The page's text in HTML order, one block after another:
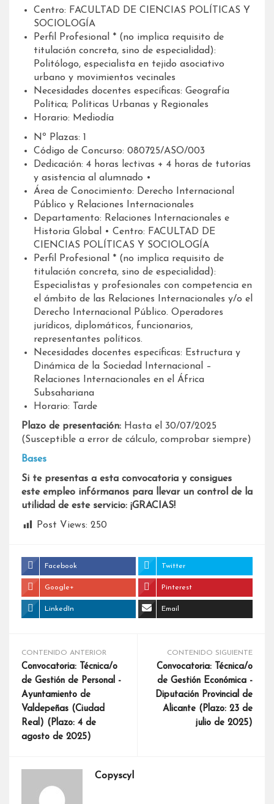
Centro: FACULTAD DE CIENCIAS POLÍTICAS Y
SOCIOLOGÍA
Perfil Profesional * (no implica requisito de
titulación concreta, sino de especialidad):
Politólogo, especialista en tejido asociativo
urbano y movimientos vecinales
Necesidades docentes específicas: Geografía
Política; Políticas Urbanas y Regionales
Horario: Mediodía
Nº Plazas: 1
Código de Concurso: 080725/ASO/003
Dedicación: 4 horas lectivas + 4 horas de tutorías
y asistencia al alumnado •
Área de Conocimiento: Derecho Internacional
Público y Relaciones Internacionales
Departamento: Relaciones Internacionales e
Historia Global • Centro: FACULTAD DE
CIENCIAS POLÍTICAS Y SOCIOLOGÍA
Perfil Profesional * (no implica requisito de
titulación concreta, sino de especialidad):
Especialistas y profesionales con competencia en
el ámbito de las Relaciones Internacionales y/o el
Derecho Internacional Público. Operadores
jurídicos, diplomáticos, funcionarios,
representantes políticos.
Necesidades docentes específicas: Estructura y
Dinámica de la Sociedad Internacional –
Relaciones Internacionales en el África
Subsahariana
Horario: Tarde
Plazo de presentación: Hasta el 30/07/2025
(Susceptible a error de cálculo, comprobar siempre)
Bases
Si te presentas a esta convocatoria y consigues
este empleo infórmanos para llevar un control de la
utilidad de este servicio: ¡GRACIAS!
Post Views: 250
Facebook Twitter
Google+ Pinterest
LinkedIn Email
CONTENIDO ANTERIOR
Convocatoria: Técnica/o
de Gestión de Personal -
Ayuntamiento de
Valdepeñas (Ciudad
Real) (Plazo: 4 de
agosto de 2025)
CONTENIDO SIGUIENTE
Convocatoria: Técnica/o
de Gestión Económica -
Diputación Provincial de
Alicante (Plazo: 23 de
julio de 2025)
Copyscyl